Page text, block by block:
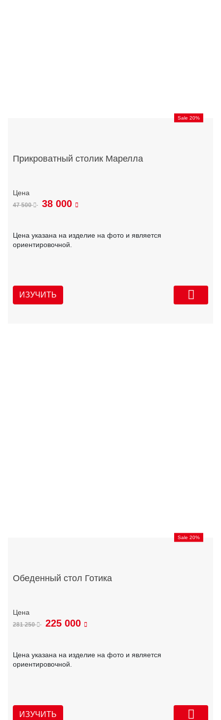
Sale 20%
Прикроватный столик Марелла
47 500 38 000
Цена указана на изделие на фото и является
ориентировочной.
ИЗУЧИТЬ
Sale 20%
Обеденный стол Готика
281 250 225 000
Цена указана на изделие на фото и является
ориентировочной.
ИЗУЧИТЬ